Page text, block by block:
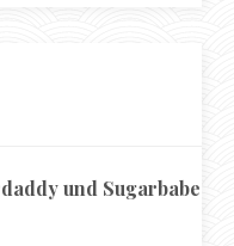
und Sugarbabe